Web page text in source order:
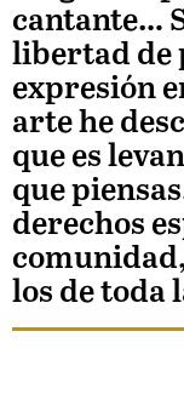
cantante…
libertad de
expresión
arte he
que es
que
derechos
los de toda